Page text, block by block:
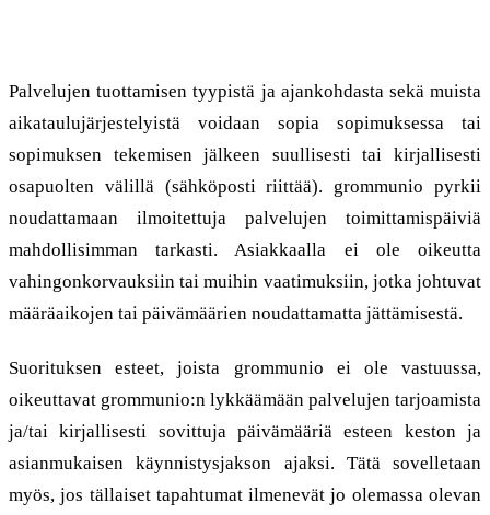
Palvelujen tuottamisen tyypistä ja ajankohdasta sekä muista
aikataulujärjestelyistä voidaan sopia sopimuksessa tai
sopimuksen tekemisen jälkeen suullisesti tai kirjallisesti
osapuolten välillä (sähköposti riittää). grommunio pyrkii
noudattamaan ilmoitettuja palvelujen toimittamispäiviä
mahdollisimman tarkasti. Asiakkaalla ei ole oikeutta
vahingonkorvauksiin tai muihin vaatimuksiin, jotka johtuvat
määräaikojen tai päivämäärien noudattamatta jättämisestä.
Suorituksen esteet, joista grommunio ei ole vastuussa,
oikeuttavat grommunio:n lykkäämään palvelujen tarjoamista
ja/tai kirjallisesti sovittuja päivämääriä esteen keston ja
asianmukaisen käynnistysjakson ajaksi. Tätä sovelletaan
myös, jos tällaiset tapahtumat ilmenevät jo olemassa olevan